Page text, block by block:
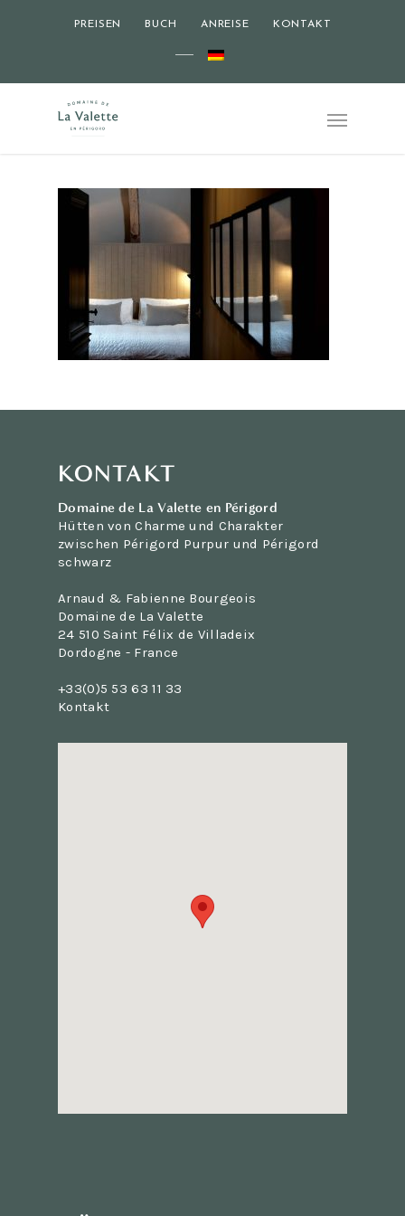
PREISEN BUCH ANREISE KONTAKT
KONTAKT
Domaine de La Valette en Périgord
Hütten von Charme und Charakter
zwischen Périgord Purpur und Périgord
schwarz
Arnaud & Fabienne Bourgeois
Domaine de La Valette
24 510 Saint Félix de Villadeix
Dordogne - France
+33(0)5 53 63 11 33
Kontakt